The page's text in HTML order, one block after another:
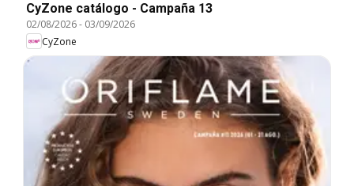
CyZone catálogo - Campaña 13
02/08/2026- 03/09/2026
CyZone